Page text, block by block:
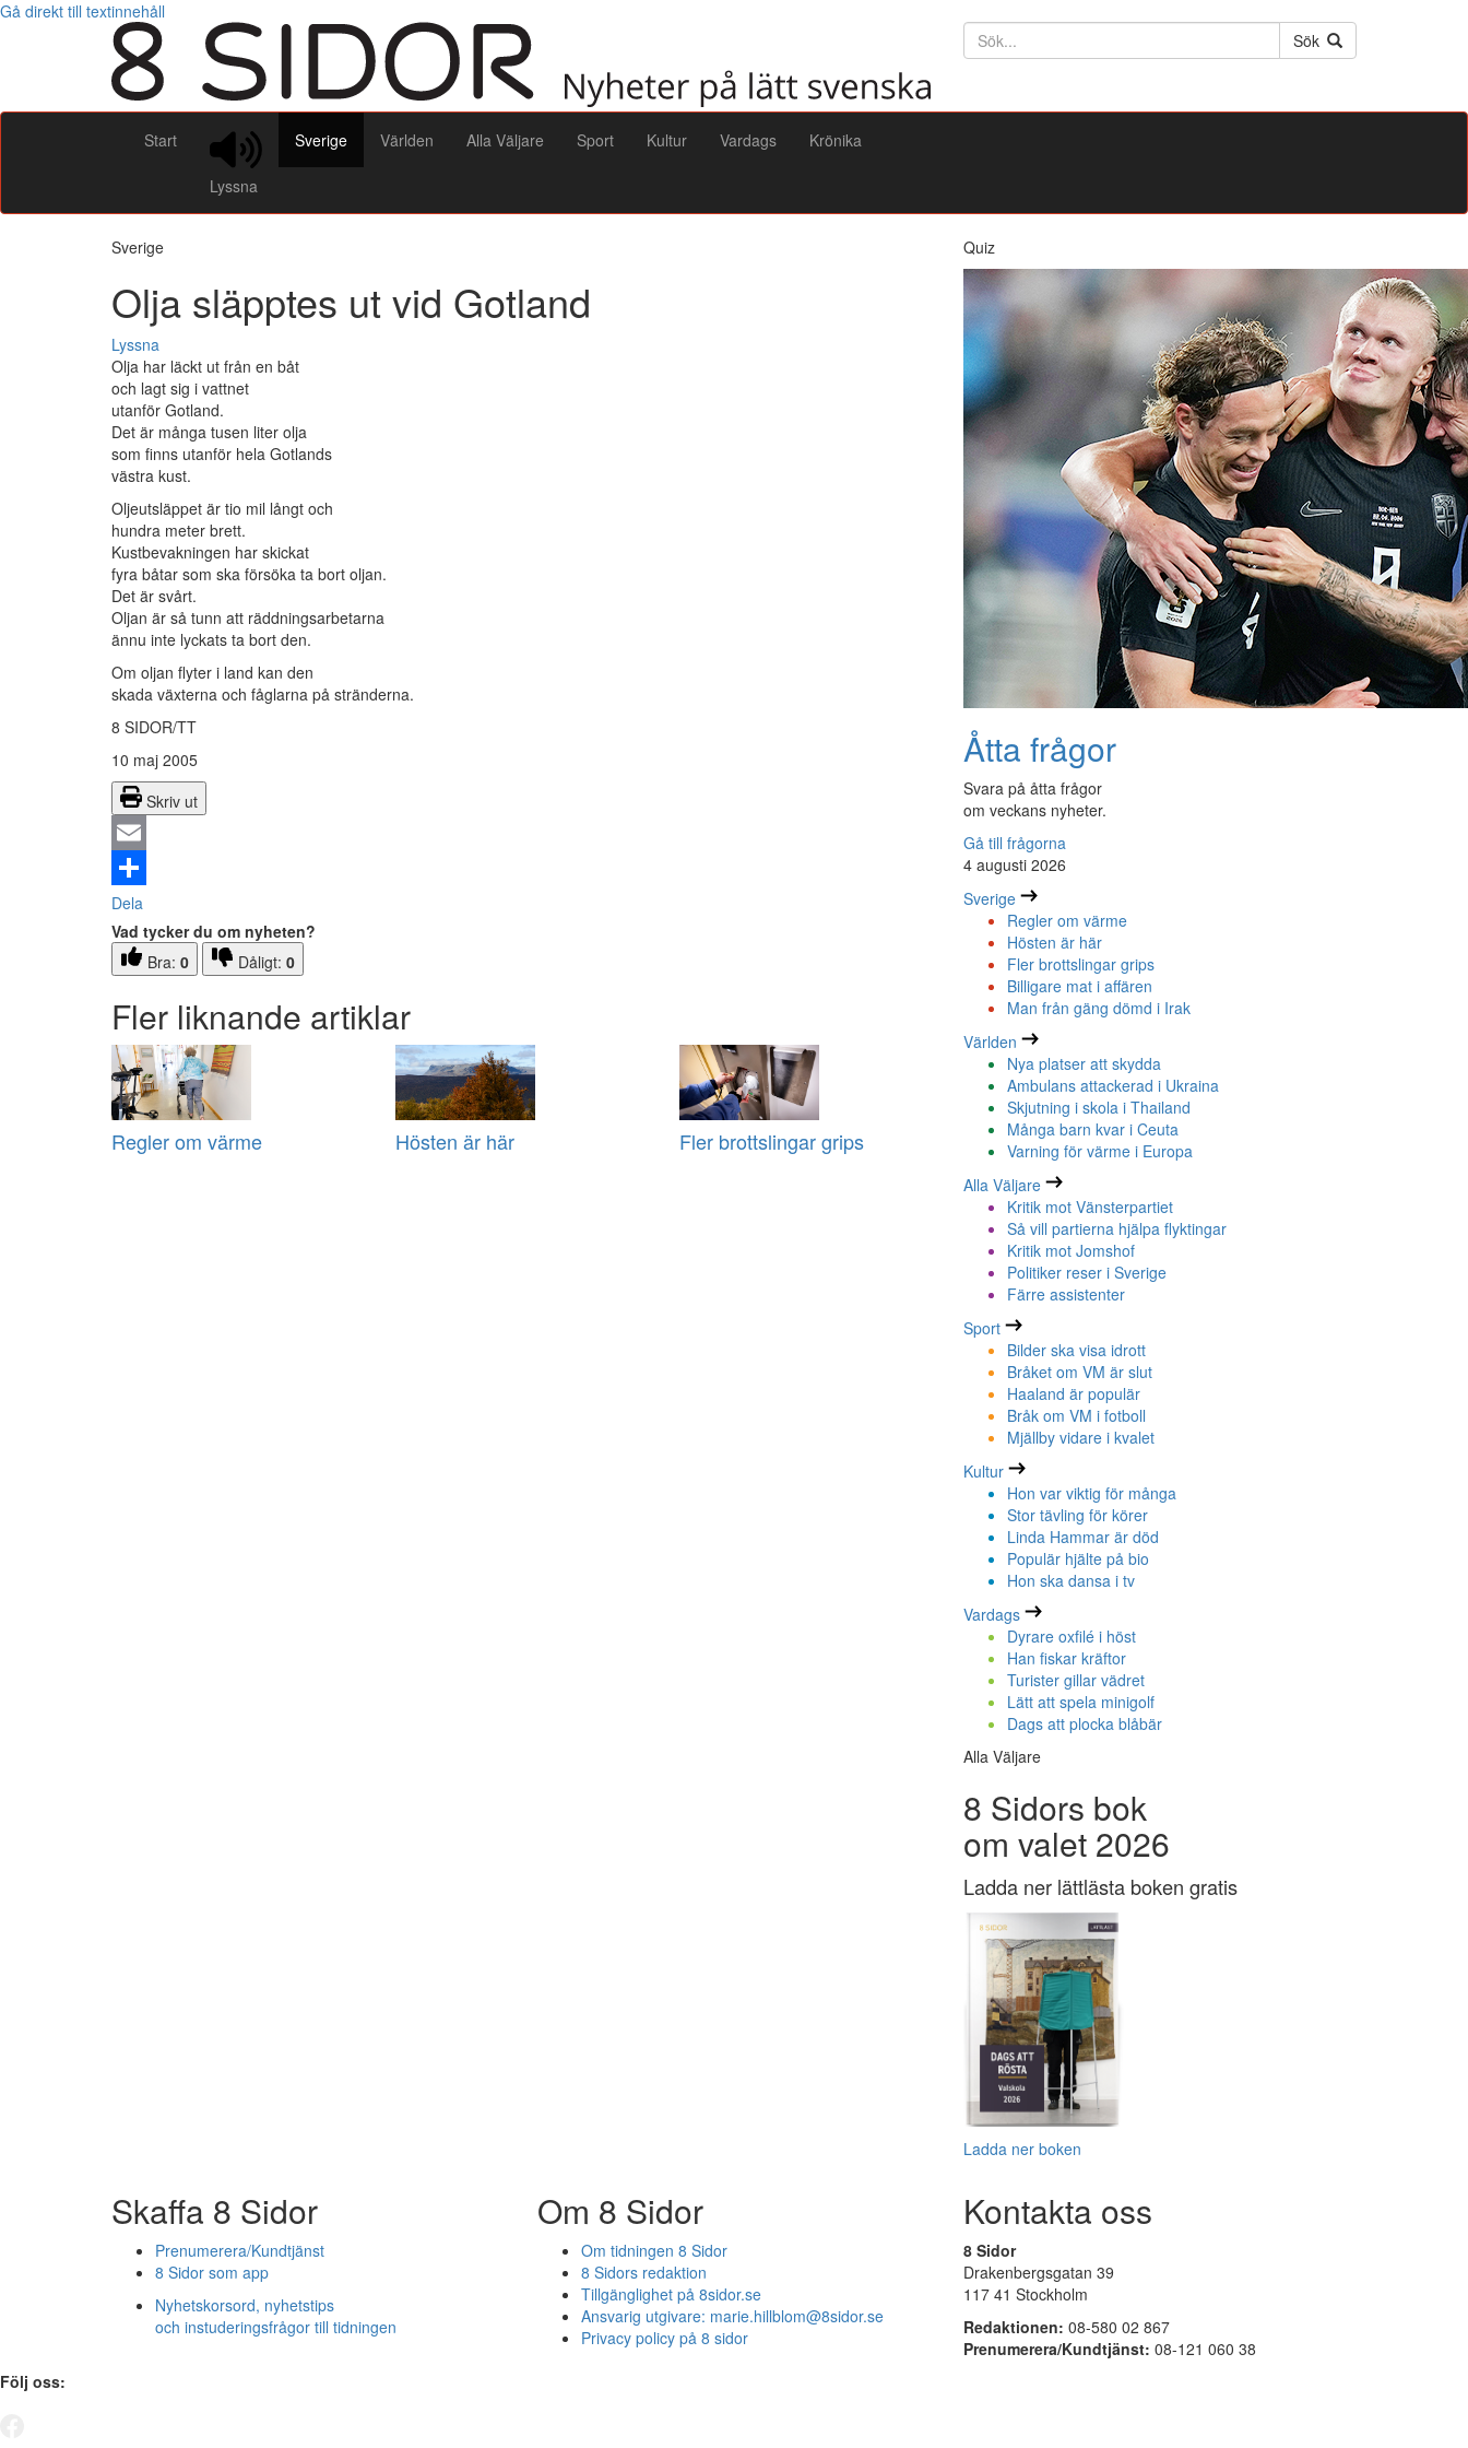
Gå direkt till textinnehåll
Söktext
Sök
Start
Lyssna
Sverige Världen Alla Väljare Sport Kultur Vardags Krönika
Sverige
Olja släpptes ut vid Gotland
Lyssna
Olja har läckt ut från en båt
och lagt sig i vattnet
utanför Gotland.
Det är många tusen liter olja
som finns utanför hela Gotlands
västra kust.
Oljeutsläppet är tio mil långt och
hundra meter brett.
Kustbevakningen har skickat
fyra båtar som ska försöka ta bort oljan.
Det är svårt.
Oljan är så tunn att räddningsarbetarna
ännu inte lyckats ta bort den.
Om oljan flyter i land kan den
skada växterna och fåglarna på stränderna.
8 SIDOR/TT
10 maj 2005
Skriv ut
Email
Dela
Vad tycker du om nyheten?
Bra: 0 Dåligt: 0
Fler liknande artiklar
Regler om värme Hösten är här Fler brottslingar grips
Quiz
Åtta frågor
Svara på åtta frågor
om veckans nyheter.
Gå till frågorna
4 augusti 2026
Sverige
Regler om värme
Hösten är här
Fler brottslingar grips
Billigare mat i affären
Man från gäng dömd i Irak
Världen
Nya platser att skydda
Ambulans attackerad i Ukraina
Skjutning i skola i Thailand
Många barn kvar i Ceuta
Varning för värme i Europa
Alla Väljare
Kritik mot Vänsterpartiet
Så vill partierna hjälpa flyktingar
Kritik mot Jomshof
Politiker reser i Sverige
Färre assistenter
Sport
Bilder ska visa idrott
Bråket om VM är slut
Haaland är populär
Bråk om VM i fotboll
Mjällby vidare i kvalet
Kultur
Hon var viktig för många
Stor tävling för körer
Linda Hammar är död
Populär hjälte på bio
Hon ska dansa i tv
Vardags
Dyrare oxfilé i höst
Han fiskar kräftor
Turister gillar vädret
Lätt att spela minigolf
Dags att plocka blåbär
Alla Väljare
8 Sidors bok
om valet 2026
Ladda ner lättlästa boken gratis
Ladda ner boken
Skaffa 8 Sidor
Prenumerera/Kundtjänst
8 Sidor som app
Nyhetskorsord, nyhetstips
och instuderingsfrågor till tidningen
Om 8 Sidor
Om tidningen 8 Sidor
8 Sidors redaktion
Tillgänglighet på 8sidor.se
Ansvarig utgivare: marie.hillblom@8sidor.se
Privacy policy på 8 sidor
Kontakta oss
8 Sidor
Drakenbergsgatan 39
117 41 Stockholm
Redaktionen: 08-580 02 867
Prenumerera/Kundtjänst: 08-121 060 38
Följ oss: